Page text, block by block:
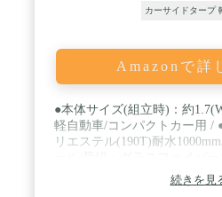
カーサイドタープ
Amazonで詳
●本体サイズ(組立時)：約
軽自動車/コンパクトカー用 /
リエステル(190T)耐水
化ビニル樹脂 / ●セット内容
5本1セット…2セット/骨組み
続きを見